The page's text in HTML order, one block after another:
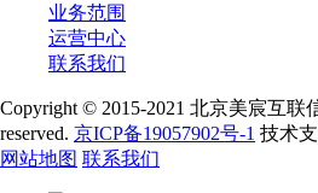
业务范围
运营中心
联系我们
Copyright © 2015-2021 北京美宸互联
reserved. 京ICP备19057902号-1 技术支
网站地图 联系我们